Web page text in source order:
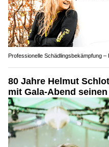
Professionelle Schädlingsbekämpfung
80 Jahre Helmut
mit Gala-Abend